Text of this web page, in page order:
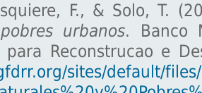
F., & Solo, T.
urbanos. Banco
para Reconstrucao e
sites/default/